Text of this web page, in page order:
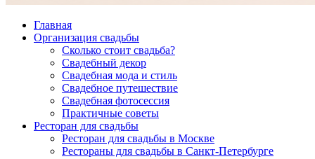
Главная
Организация свадьбы
Сколько стоит свадьба?
Свадебный декор
Свадебная мода и стиль
Свадебное путешествие
Свадебная фотосессия
Практичные советы
Ресторан для свадьбы
Ресторан для свадьбы в Москве
Рестораны для свадьбы в Санкт-Петербурге